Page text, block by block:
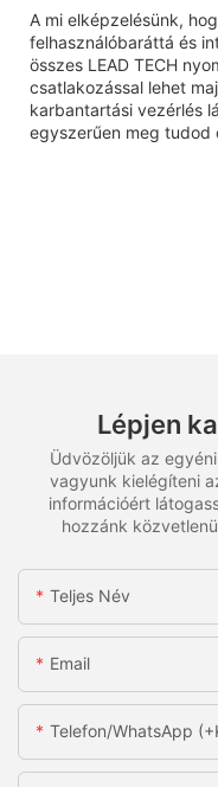
A mi elképzelésünk,
felhasználóbaráttá és
összes LEAD TECH
csatlakozással lehet
karbantartási vezérlés
egyszerűen meg tudod
Lépjen
Üdvözöljük az
vagyunk kielégíteni
információért
hozzánk
Teljes Név
Email
Telefon/WhatsApp